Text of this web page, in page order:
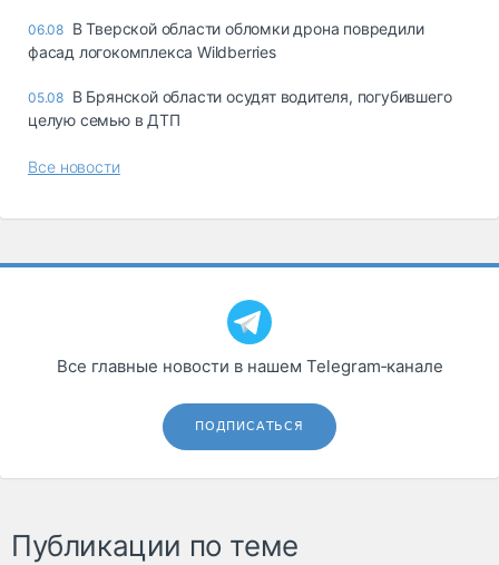
06.08 В Тверской области обломки дрона повредили
фасад логокомплекса Wildberries
05.08 В Брянской области осудят водителя, погубившего
целую семью в ДТП
Все новости
Все главные новости в нашем Telegram‑канале
ПОДПИСАТЬСЯ
Публикации по теме